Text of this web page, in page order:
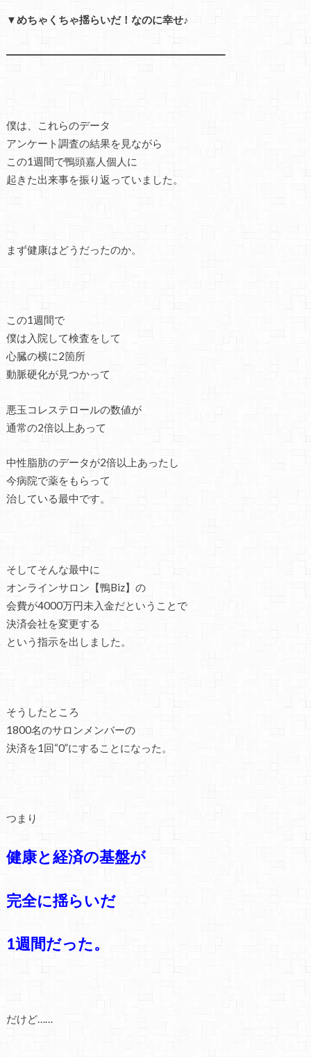
▼めちゃくちゃ揺らいだ！なのに幸せ♪
━━━━━━━━━━━━━━━━━━━━━
僕は、これらのデータ
アンケート調査の結果を見ながら
この1週間で鴨頭嘉人個人に
起きた出来事を振り返っていました。
まず健康はどうだったのか。
この1週間で
僕は入院して検査をして
心臓の横に2箇所
動脈硬化が見つかって
悪玉コレステロールの数値が
通常の2倍以上あって
中性脂肪のデータが2倍以上あったし
今病院で薬をもらって
治している最中です。
そしてそんな最中に
オンラインサロン【鴨Biz】の
会費が4000万円未入金だということで
決済会社を変更する
という指示を出しました。
そうしたところ
1800名のサロンメンバーの
決済を1回“0”にすることになった。
つまり
健康と経済の基盤が
完全に揺らいだ
1週間だった。
だけど……